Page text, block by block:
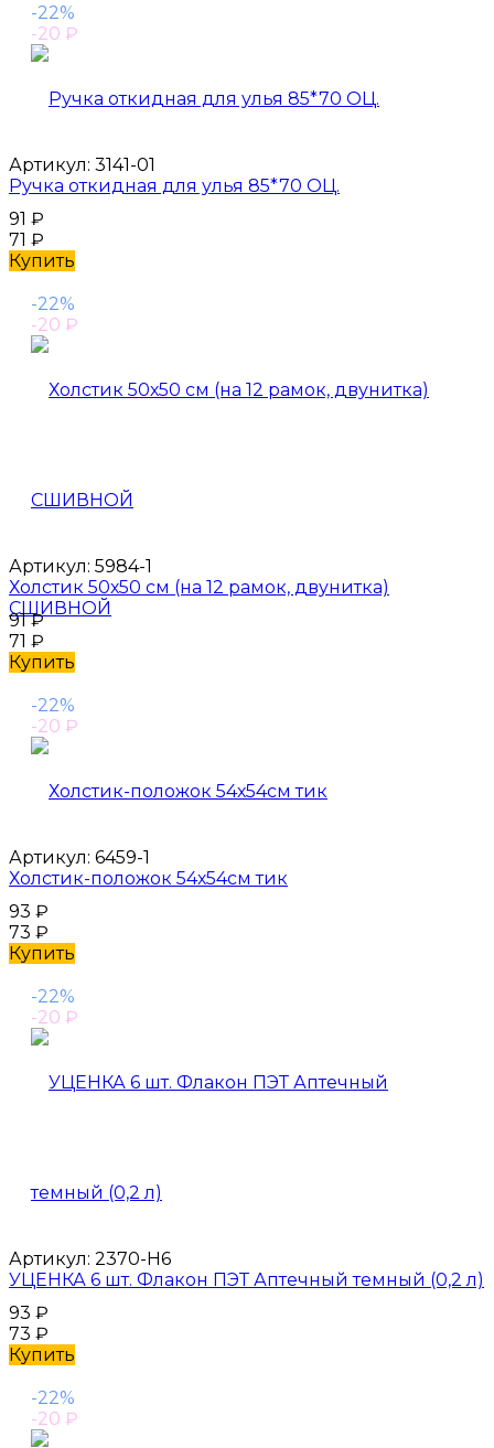
-22%
-20 ₽
Артикул: 3141-01
Ручка откидная для улья 85*70 ОЦ.
91 ₽
71 ₽
Купить
-22%
-20 ₽
Артикул: 5984-1
Холстик 50х50 см (на 12 рамок, двунитка)
СШИВНОЙ
91₽
71 ₽
Купить
-22%
-20 ₽
Артикул: 6459-1
Холстик-положок 54х54см тик
93 ₽
73 ₽
Купить
-22%
-20 ₽
Артикул: 2370-Н6
УЦЕНКА 6 шт. Флакон ПЭТ Аптечный темный (0,2 л)
93 ₽
73 ₽
Купить
-22%
-20 ₽